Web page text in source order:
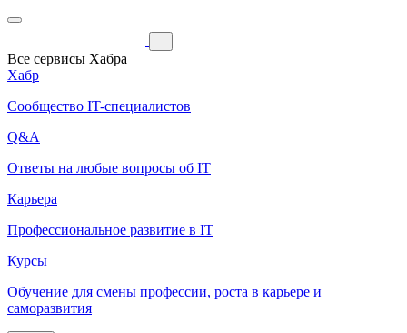
Все сервисы Хабра
Хабр
Сообщество IT-специалистов
Q&A
Ответы на любые вопросы об IT
Карьера
Профессиональное развитие в IT
Курсы
Обучение для смены профессии, роста в карьере и
саморазвития